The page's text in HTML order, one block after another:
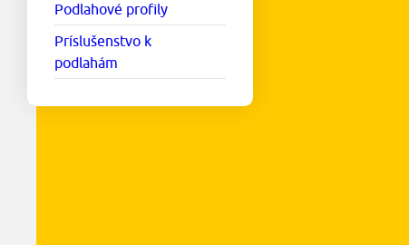
Podlahové profily
Príslušenstvo k
podlahám